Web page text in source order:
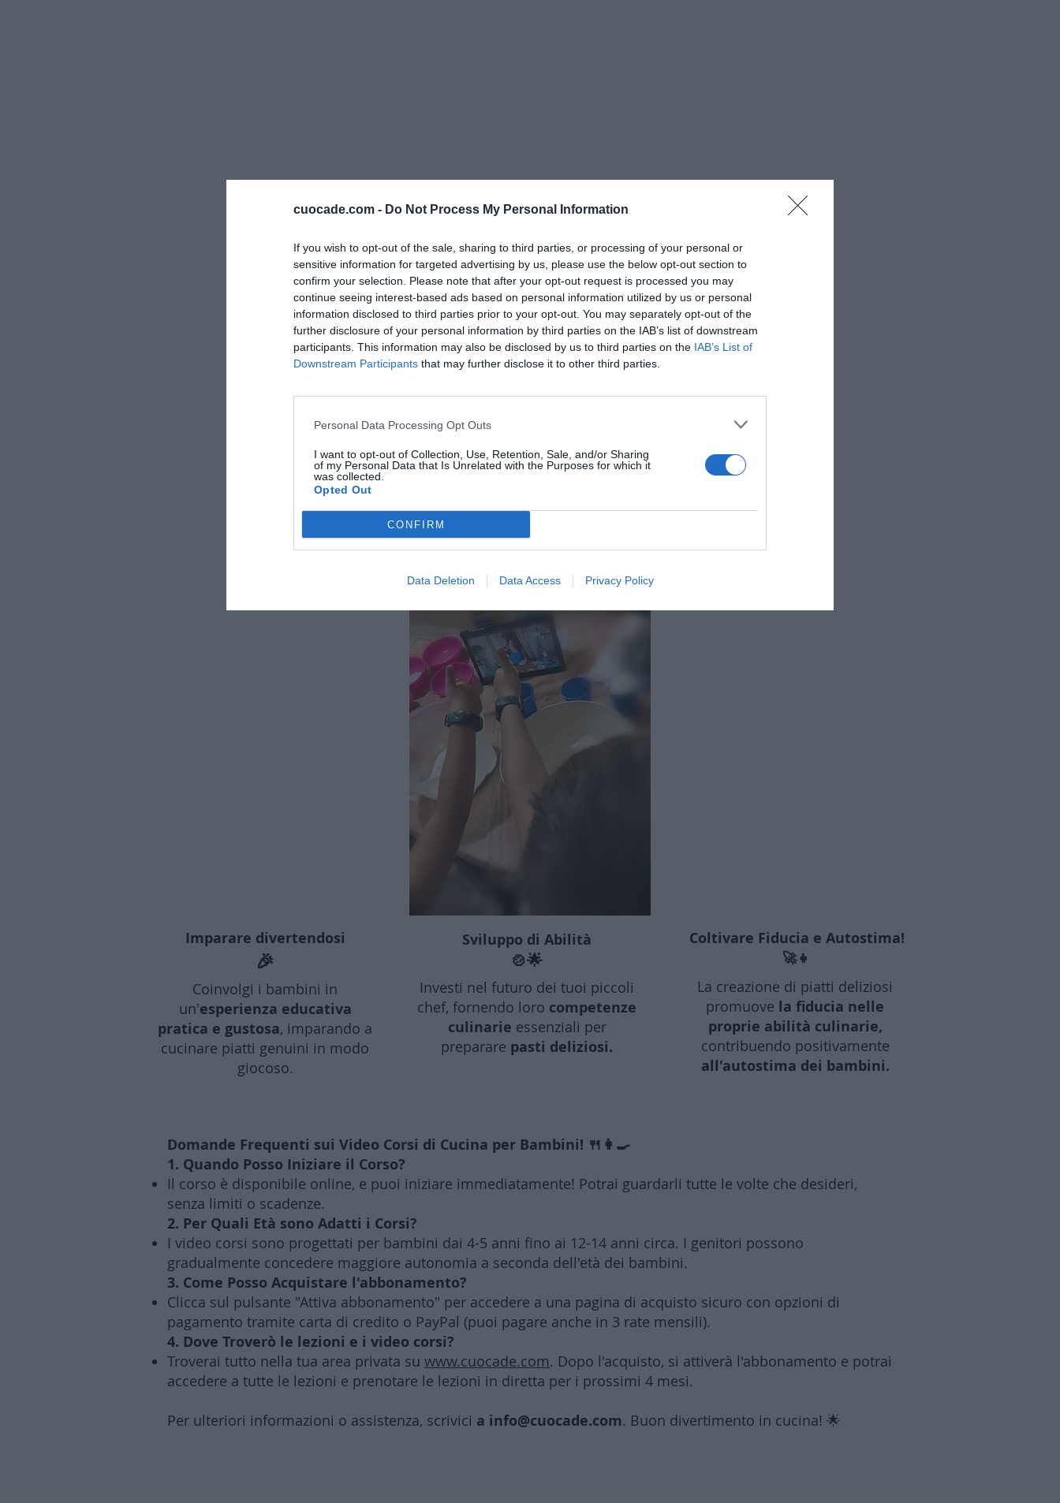
cuocade.com - Do Not Process My Personal Information
If you wish to opt-out of the sale, sharing to third parties, or processing of your personal or
sensitive information for targeted advertising by us, please use the below opt-out section to
confirm your selection. Please note that after your opt-out request is processed you may
continue seeing interest-based ads based on personal information utilized by us or personal
information disclosed to third parties prior to your opt-out. You may separately opt-out of the
further disclosure of your personal information by third parties on the IAB’s list of downstream
participants. This information may also be disclosed by us to third parties on the IAB’s List of
Downstream Participants that may further disclose it to other third parties.
Personal Data Processing Opt Outs
I want to opt-out of Collection, Use, Retention, Sale, and/or Sharing
of my Personal Data that Is Unrelated with the Purposes for which it
was collected.
Opted Out
CONFIRM
Data Deletion Data Access Privacy Policy
Imparare divertendosi
🎉
Coinvolgi i bambini in
un'esperienza educativa
pratica e gustosa, imparando a
cucinare piatti genuini in modo
giocoso.
Sviluppo di Abilità
🍲🌟
Investi nel futuro dei tuoi piccoli
chef, fornendo loro competenze
culinarie essenziali per
preparare pasti deliziosi.
Coltivare Fiducia e Autostima!
🚀👧
La creazione di piatti deliziosi
promuove la fiducia nelle
proprie abilità culinarie,
contribuendo positivamente
all'autostima dei bambini.
Domande Frequenti sui Video Corsi di Cucina per Bambini! 🍴👩‍🍳
1. Quando Posso Iniziare il Corso?
Il corso è disponibile online, e puoi iniziare immediatamente! Potrai guardarli tutte le volte che desideri,
senza limiti o scadenze.
2. Per Quali Età sono Adatti i Corsi?
I video corsi sono progettati per bambini dai 4-5 anni fino ai 12-14 anni circa. I genitori possono
gradualmente concedere maggiore autonomia a seconda dell'età dei bambini.
3. Come Posso Acquistare l'abbonamento?
Clicca sul pulsante "Attiva abbonamento" per accedere a una pagina di acquisto sicuro con opzioni di
pagamento tramite carta di credito o PayPal (puoi pagare anche in 3 rate mensili).
4. Dove Troverò le lezioni e i video corsi?
Troverai tutto nella tua area privata su www.cuocade.com. Dopo l'acquisto, si attiverà l'abbonamento e potrai
accedere a tutte le lezioni e prenotare le lezioni in diretta per i prossimi 4 mesi.
Per ulteriori informazioni o assistenza, scrivici a info@cuocade.com. Buon divertimento in cucina! 🌟